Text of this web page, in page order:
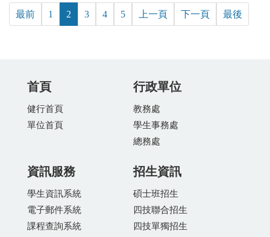
最前 1 2 3 4 5 上一頁 下一頁 最後
首頁
健行首頁
單位首頁
行政單位
教務處
學生事務處
總務處
資訊服務
學生資訊系統
電子郵件系統
課程查詢系統
招生資訊
碩士班招生
四技聯合招生
四技單獨招生